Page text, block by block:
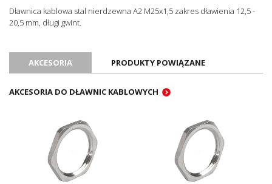
Rozmiar klucza [mm]
Hygienic Design
Oznaczenie CE
Tak
Certyfikat UL
Tak
Certyfikat ATEX
Nie
Ilość sztuk w opakowaniu
Jednostka sprzedażowa
Dławnica kablowa stal nierdzewna A2 M25x1,5 zakres dławienia 12,5 -
20,5 mm, długi gwint.
AKCESORIA PRODUKTY POWIĄZANE
AKCESORIA DO DŁAWNIC KABLOWYCH